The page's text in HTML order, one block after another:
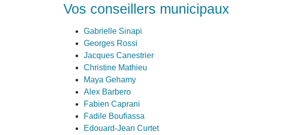
Vos conseillers municipaux
Gabrielle Sinapi
Georges Rossi
Jacques Canestrier
Christine Mathieu
Maya Gehamy
Alex Barbero
Fabien Caprani
Fadile Boufiassa
Edouard-Jean Curtet